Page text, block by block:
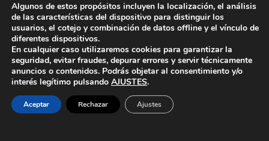
relativamente fácil ya que con lo podemos detectar
con la señalización en el cuadro de un testigo luminoso
o una aguja de temperatura del motor.
Y si el fallo proviene de una fuga del líquido
refrigerante, veremos algún charco bajo el vehículo.
Algunos de estos propósitos incluyen la localización, el análisis
de las características del dispositivo para distinguir los
usuarios, el cotejo y combinación de datos offline y el vínculo de
diferentes dispositivos.
En cualquier caso utilizaremos cookies para garantizar la
seguridad, evitar fraudes, depurar errores y servir técnicamente
anuncios o contenidos. Podrás objetar al consentimiento y/o
interés legítimo pulsando AJUSTES.
Aceptar Rechazar Ajustes